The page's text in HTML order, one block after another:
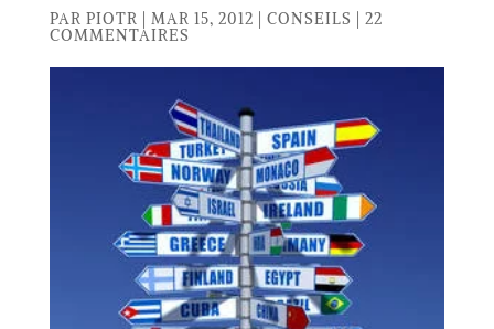
PAR PIOTR MAR 15, 2012 CONSEILS
22
COMMENTAIRES